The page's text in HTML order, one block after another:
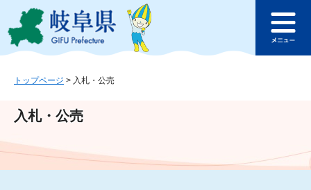
ジ
す。
ュ
文
このページの本文へ
ュ
トップページ > 入札・公売
入札・公売